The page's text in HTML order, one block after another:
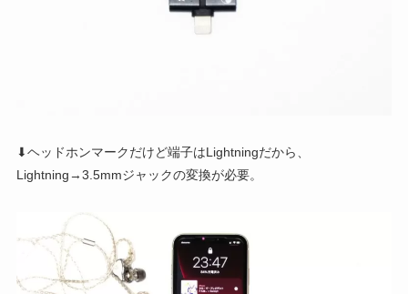
⬇ヘッドホンマークだけど端子はLightningだから、
Lightning→3.5mmジャックの変換が必要。